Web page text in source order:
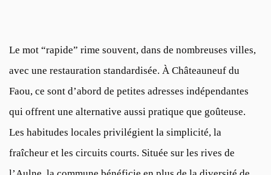
Le mot “rapide” rime souvent, dans de nombreuses villes,
avec une restauration standardisée. À Châteauneuf du
Faou, ce sont d’abord de petites adresses indépendantes
qui offrent une alternative aussi pratique que goûteuse.
Les habitudes locales privilégient la simplicité, la
fraîcheur et les circuits courts. Située sur les rives de